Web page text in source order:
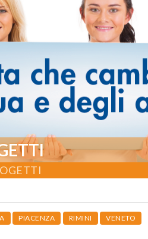
PIACENZA RIMINI
VENETO